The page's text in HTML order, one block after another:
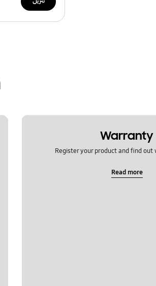
Warranty
Register your product and find out
Read more